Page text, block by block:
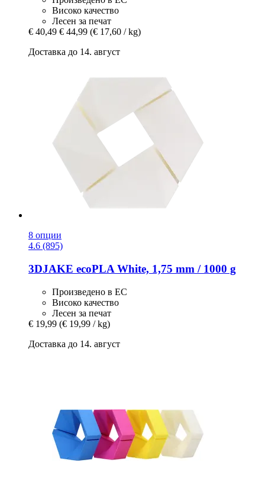
Високо качество
Лесен за печат
€ 40,49 € 44,99 (€ 17,60 / kg)
Доставка до 14. август
8 опции
4.6 (895)
3DJAKE ecoPLA White, 1,75 mm / 1000 g
Произведено в ЕС
Високо качество
Лесен за печат
€ 19,99 (€ 19,99 / kg)
Доставка до 14. август